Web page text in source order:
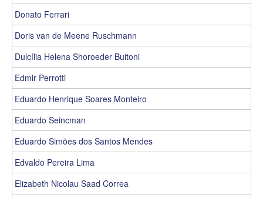
Donato Ferrari
Doris van de Meene Ruschmann
Dulcília Helena Shoroeder Buitoni
Edmir Perrotti
Eduardo Henrique Soares Monteiro
Eduardo Seincman
Eduardo Simões dos Santos Mendes
Edvaldo Pereira Lima
Elizabeth Nicolau Saad Correa